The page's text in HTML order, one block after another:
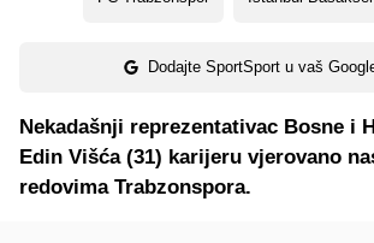
Dodajte SportSport u vaš
Nekadašnji reprezentativac Bosne i
Edin Višća (31) karijeru vjerovano
redovima Trabzonspora.